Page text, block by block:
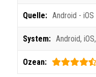
Quelle: Android - iOS
System: Android, iOS,
Ozean: